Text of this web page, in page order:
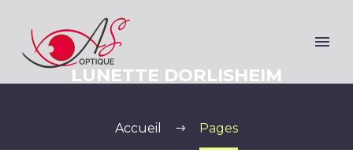
LUNETTE DORLISHEIM
Accueil Pages